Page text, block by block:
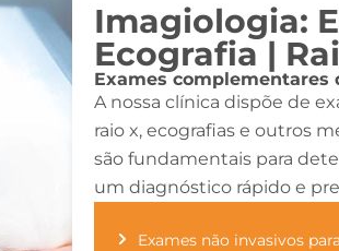
Imagiologia:
Ecografia |
Exames complementares
A nossa clínica dispõe de
raio x, ecografias e outros
são fundamentais para
um diagnóstico rápido e
Exames não invasivos